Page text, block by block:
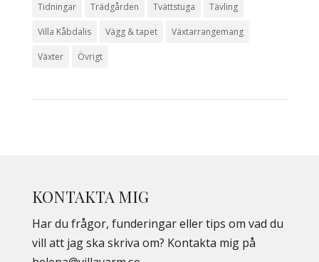
Tidningar Trädgården Tvättstuga Tävling
Villa Kåbdalis Vägg & tapet Växtarrangemang
Växter Övrigt
KONTAKTA MIG
Har du frågor, funderingar eller tips om vad du
vill att jag ska skriva om? Kontakta mig på